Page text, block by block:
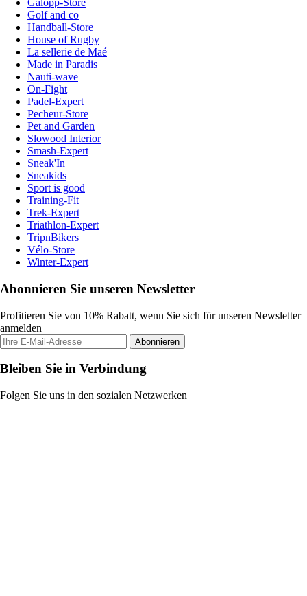
Galopp-Store
Golf and co
Handball-Store
House of Rugby
La sellerie de Maé
Made in Paradis
Nauti-wave
On-Fight
Padel-Expert
Pecheur-Store
Pet and Garden
Slowood Interior
Smash-Expert
Sneak'In
Sneakids
Sport is good
Training-Fit
Trek-Expert
Triathlon-Expert
TripnBikers
Vélo-Store
Winter-Expert
Abonnieren Sie unseren Newsletter
Profitieren Sie von 10% Rabatt, wenn Sie sich für unseren Newsletter
anmelden
Abonnieren
Bleiben Sie in Verbindung
Folgen Sie uns in den sozialen Netzwerken